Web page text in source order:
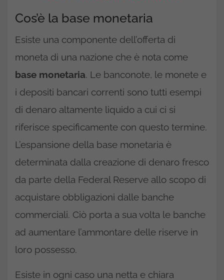
Cos’è la base monetaria
Esiste una componente dell’offerta di
moneta di una nazione che è nota come
base monetaria. Le banconote, le monete e
i depositi bancari correnti sono tutti esempi
di denaro altamente liquido a cui ci si
riferisce specificamente con questo termine.
L’espansione della base monetaria è
determinata dalla creazione di denaro fresco
da parte della Federal Reserve allo scopo di
acquistare obbligazioni dalle banche
commerciali. Ciò porta a sua volta le banche
ad aumentare l’ammontare delle riserve in
loro possesso.
Esiste in ogni caso una netta e chiara